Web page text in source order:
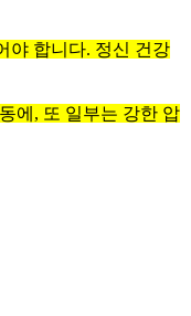
야 합니다. 정신 건강
에, 또 일부는 강한 압